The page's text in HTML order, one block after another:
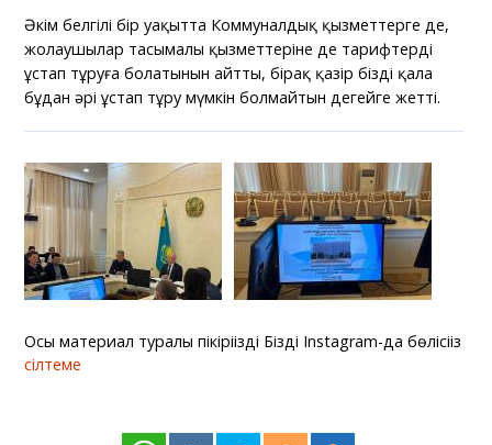
Әкім белгілі бір уақытта Коммуналдық қызметтерге де,
жолаушылар тасымалы қызметтеріне де тарифтерді
ұстап тұруға болатынын айтты, бірақ қазір біздің қала
бұдан әрі ұстап тұру мүмкін болмайтын деңгейге жетті.
Осы материал туралы пікіріңізді Біздің Instagram-да бөлісіңіз
сілтеме